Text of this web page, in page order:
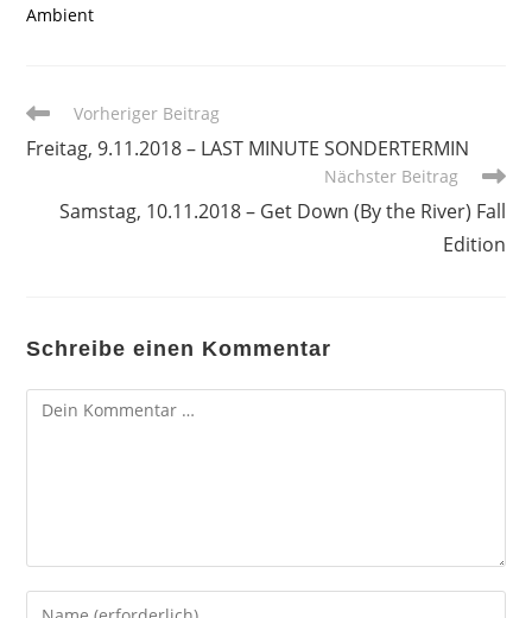
Ambient
Weitere
ansehen
Vorheriger Beitrag
Freitag, 9.11.2018 – LAST MINUTE SONDERTERMIN
Nächster Beitrag
Samstag, 10.11.2018 – Get Down (By the River) Fall
Edition
Schreibe einen Kommentar
Kommentar
Gib